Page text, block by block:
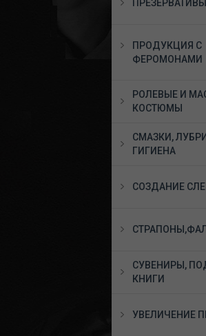
ПРЕЗЕРВАТИВЫ
ПРОДУКЦИЯ С
ФЕРОМОНАМИ
РОЛЕВЫЕ И
КОСТЮМЫ
СМАЗКИ,
ГИГИЕНА
СОЗДАНИЕ
СУВЕНИРЫ,
КНИГИ
УВЕЛИЧЕНИЕ
Asha Lipstick Vibrator в
сетка
В